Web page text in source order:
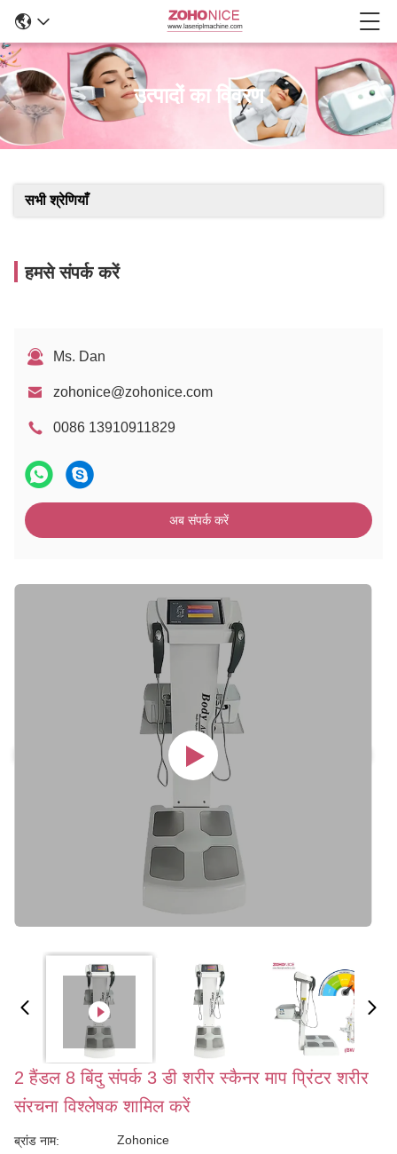
उत्पादों का विवरण
सभी श्रेणियाँ
हमसे संपर्क करें
Ms. Dan
zohonice@zohonice.com
0086 13910911829
अब संपर्क करें
2 हैंडल 8 बिंदु संपर्क 3 डी शरीर स्कैनर माप प्रिंटर शरीर
संरचना विश्लेषक शामिल करें
ब्रांड नाम: Zohonice